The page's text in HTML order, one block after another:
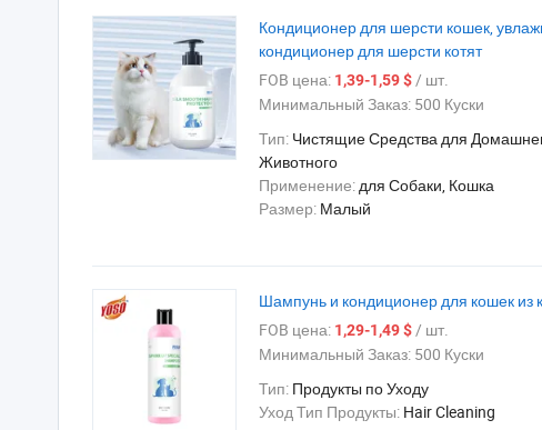
Кондиционер для шерсти кошек,
кондиционер для шерсти котят
FOB цена: 1,39-1,59 $/ шт.
Минимальный Заказ: 500 Куски
Тип: Чистящие Средства для
Животного
Применение:для Собаки, Кошка
Размер: Малый
Шампунь и кондиционер для кошек из
FOB цена: 1,29-1,49 $/ шт.
Минимальный Заказ: 500 Куски
Тип: Продукты по Уходу
Уход Тип Продукты: Hair Cleaning